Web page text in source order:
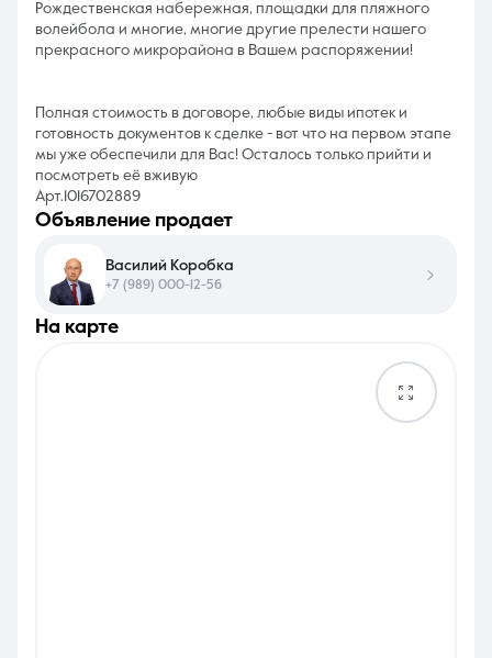
Рождественская набережная, площадки для пляжного
волейбола и многие, многие другие прелести нашего
прекрасного микрорайона в Вашем распоряжении!
Полная стоимость в договоре, любые виды ипотек и
готовность документов к сделке - вот что на первом этапе
мы уже обеспечили для Вас! Осталось только прийти и
посмотреть её вживую
Арт.1016702889
на карте
объявление продает
Василий Коробка
+7 (989) 000-12-56